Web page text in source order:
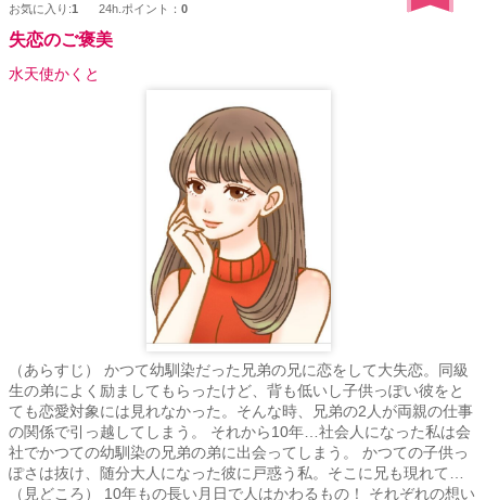
お気に入り:1 24h.ポイント： 0
失恋のご褒美
水天使かくと
（あらすじ） かつて幼馴染だった兄弟の兄に恋をして大失恋。同級
生の弟によく励ましてもらったけど、背も低いし子供っぽい彼をと
ても恋愛対象には見れなかった。そんな時、兄弟の2人が両親の仕事
の関係で引っ越してしまう。 それから10年…社会人になった私は会
社でかつての幼馴染の兄弟の弟に出会ってしまう。 かつての子供っ
ぽさは抜け、随分大人になった彼に戸惑う私。そこに兄も現れて…
（見どころ） 10年もの長い月日で人はかわるもの！ それぞれの想い